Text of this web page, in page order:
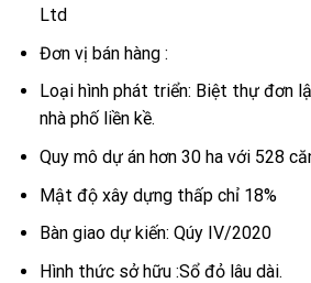
Ltd
Đơn vị bán hàng :
Loại hình phát triển: Biệt thự đơn
nhà phố liền kề.
Quy mô dự án hơn 30 ha với 528
Mật độ xây dựng thấp chỉ 18%
Bàn giao dự kiến: Qúy IV/2020
Hình thức sở hữu :Sổ đỏ lâu dài.